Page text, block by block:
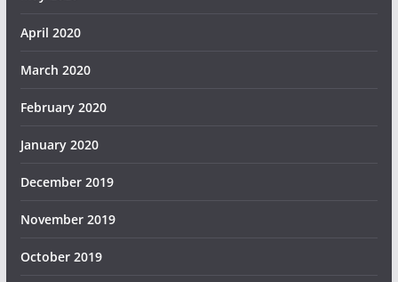
April 2020
March 2020
February 2020
January 2020
December 2019
November 2019
October 2019